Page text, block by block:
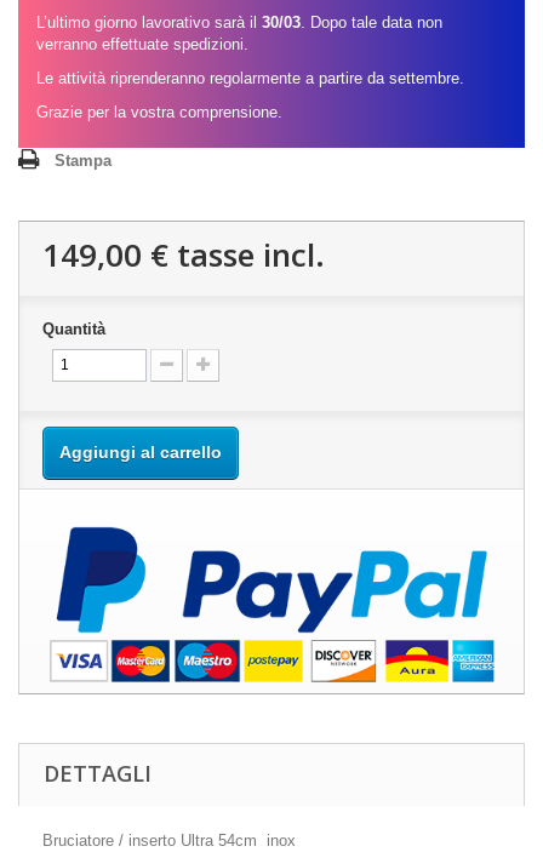
L’ultimo giorno lavorativo sarà il 30/03. Dopo tale data non
verranno effettuate spedizioni.
Le attività riprenderanno regolarmente a partire da settembre.
Grazie per la vostra comprensione.
Stampa
149,00 € tasse incl.
Quantità
Aggiungi al carrello
DETTAGLI
Bruciatore / inserto Ultra 54cm inox